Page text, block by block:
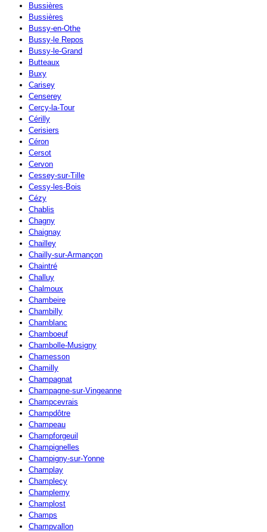
Bussières
Bussières
Bussy-en-Othe
Bussy-le Repos
Bussy-le-Grand
Butteaux
Buxy
Carisey
Censerey
Cercy-la-Tour
Cérilly
Cerisiers
Céron
Cersot
Cervon
Cessey-sur-Tille
Cessy-les-Bois
Cézy
Chablis
Chagny
Chaignay
Chailley
Chailly-sur-Armançon
Chaintré
Challuy
Chalmoux
Chambeire
Chambilly
Chamblanc
Chamboeuf
Chambolle-Musigny
Chamesson
Chamilly
Champagnat
Champagne-sur-Vingeanne
Champcevrais
Champdôtre
Champeau
Champforgeuil
Champignelles
Champigny-sur-Yonne
Champlay
Champlecy
Champlemy
Champlost
Champs
Champvallon